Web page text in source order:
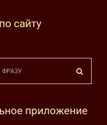
сайту
приложение